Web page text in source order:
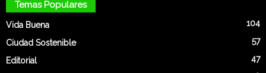
Temas Populares
Vida Buena 104
Ciudad Sostenible 57
Editorial
47